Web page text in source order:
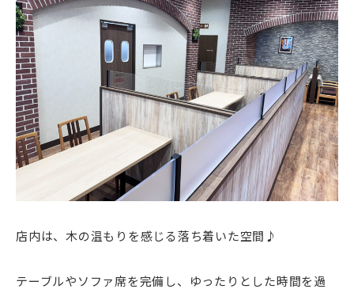
店内は、木の温もりを感じる落ち着いた空間♪
テーブルやソファ席を完備し、ゆったりとした時間を過